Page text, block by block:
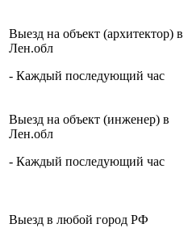
Выезд на объект (архитектор) в
Лен.обл
- Каждый последующий час
Выезд на объект (инженер) в
Лен.обл
- Каждый последующий час
Выезд в любой город РФ